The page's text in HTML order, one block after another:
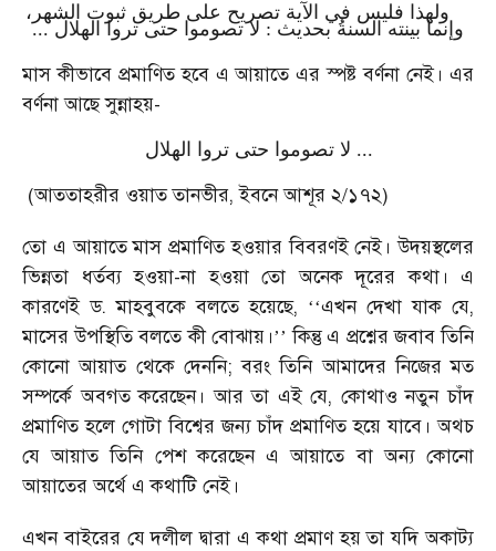
ولهذا فليس في الآية تصريح على طريق ثبوت الشهر،
وإنما بينته السنةُ بحديث : لا تصوموا حتى تروا الهلال ...
মাস কীভাবে প্রমাণিত হবে এ আয়াতে এর স্পষ্ট বর্ণনা নেই। এর
বর্ণনা আছে সুন্নাহয়-
لا تصوموا حتى تروا الهلال ...
(আততাহরীর ওয়াত তানভীর, ইবনে আশূর ২/১৭২)
তো এ আয়াতে মাস প্রমাণিত হওয়ার বিবরণই নেই। উদয়স্থলের
ভিন্নতা ধর্তব্য হওয়া-না হওয়া তো অনেক দূরের কথা। এ
কারণেই ড. মাহবুবকে বলতে হয়েছে, ‘‘এখন দেখা যাক যে,
মাসের উপস্থিতি বলতে কী বোঝায়।’’ কিন্তু এ প্রশ্নের জবাব তিনি
কোনো আয়াত থেকে দেননি; বরং তিনি আমাদের নিজের মত
সম্পর্কে অবগত করেছেন। আর তা এই যে, কোথাও নতুন চাঁদ
প্রমাণিত হলে গোটা বিশ্বের জন্য চাঁদ প্রমাণিত হয়ে যাবে। অথচ
যে আয়াত তিনি পেশ করেছেন এ আয়াতে বা অন্য কোনো
আয়াতের অর্থে এ কথাটি নেই।
এখন বাইরের যে দলীল দ্বারা এ কথা প্রমাণ হয় তা যদি অকাট্য